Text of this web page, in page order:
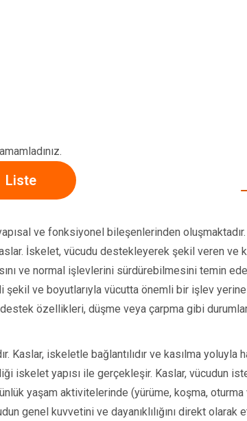
Liste
ve fonksiyonel bileşenlerinden oluşmaktadır.
İskelet, vücudu destekleyerek şekil veren ve
ve normal işlevlerini sürdürebilmesini temin
ve boyutlarıyla vücutta önemli bir işlev yerine
özellikleri, düşme veya çarpma gibi
Kaslar, iskeletle bağlantılıdır ve kasılma yoluyla
iskelet yapısı ile gerçekleşir. Kaslar, vücudun
yaşam aktivitelerinde (yürüme, koşma, oturma
genel kuvvetini ve dayanıklılığını direkt olarak